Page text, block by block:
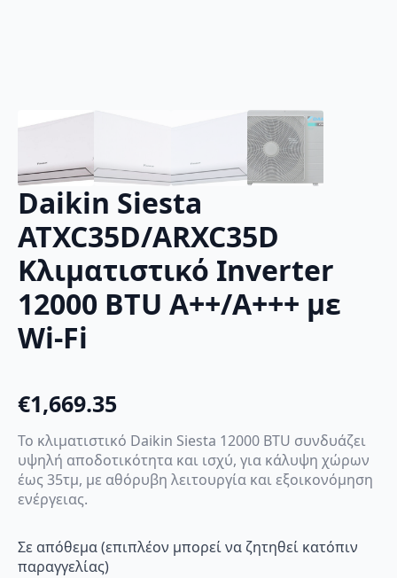
Daikin Siesta
ATXC35D/ARXC35D
Κλιματιστικό Inverter
12000 BTU A++/A+++ με
Wi-Fi
€1,669.35
Το κλιματιστικό Daikin Siesta 12000 BTU συνδυάζει
υψηλή αποδοτικότητα και ισχύ, για κάλυψη χώρων
έως 35τμ, με αθόρυβη λειτουργία και εξοικονόμηση
ενέργειας.
Σε απόθεμα (επιπλέον μπορεί να ζητηθεί κατόπιν
παραγγελίας)